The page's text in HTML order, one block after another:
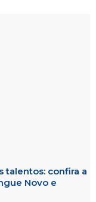
talentos: confira a
Novo e